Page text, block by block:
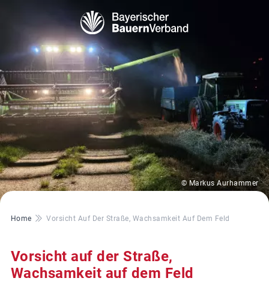
© Markus Aurhammer
Pfadnavigation
Home Vorsicht Auf Der Straße, Wachsamkeit Auf Dem Feld
Vorsicht auf der Straße,
Wachsamkeit auf dem Feld